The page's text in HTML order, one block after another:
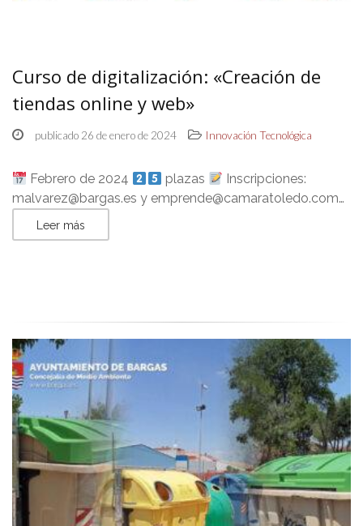
Curso de digitalización: «Creación de
tiendas online y web»
publicado 26 de enero de 2024 Innovación Tecnológica
Febrero de 2024 plazas
Inscripciones:
malvarez@bargas.es y emprende@camaratoledo.com…
Leer más